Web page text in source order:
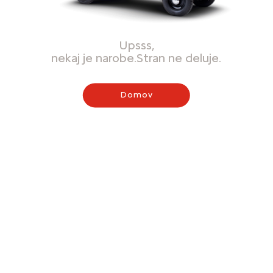
Upsss,
nekaj je narobe.Stran ne deluje.
Domov